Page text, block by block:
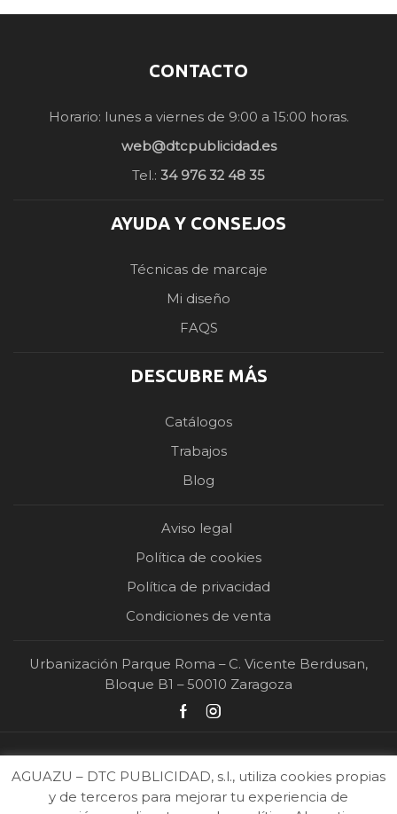
CONTACTO
Horario: lunes a viernes de 9:00 a 15:00 horas.
web@dtcpublicidad.es
Tel.: 34 976 32 48 35
AYUDA Y CONSEJOS
Técnicas de marcaje
Mi diseño
FAQS
DESCUBRE MÁS
Catálogos
Trabajos
Blog
Aviso legal
Política de cookies
Política de privacidad
Condiciones de venta
Urbanización Parque Roma – C. Vicente Berdusan,
Bloque B1 – 50010 Zaragoza
AGUAZU – DTC PUBLICIDAD, s.l., utiliza cookies propias
y de terceros para mejorar tu experiencia de